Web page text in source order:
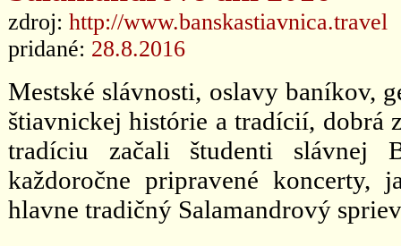
zdroj: http://www.banskastiavnica.travel
pridané: 28.8.2016
Mestské slávnosti, oslavy baníkov,
štiavnickej histórie a tradícií, dobrá
tradíciu začali študenti slávnej
každoročne pripravené koncerty,
hlavne tradičný Salamandrový